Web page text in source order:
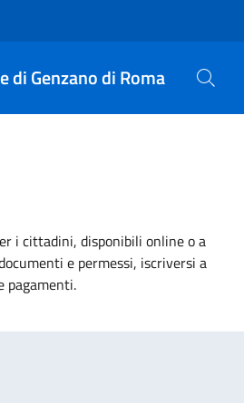
di Genzano di Roma
i cittadini, disponibili online o a
e permessi, iscriversi a
pagamenti.